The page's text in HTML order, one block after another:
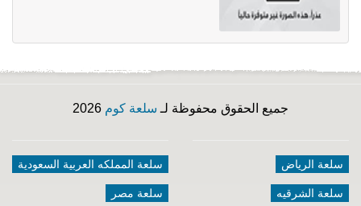
جميع الحقوق محفوظة لـ سلعة كوم
سلعة الرياض
سلعة الشرقيه
سلعة المملكه العربية السعودية
سلعة مصر